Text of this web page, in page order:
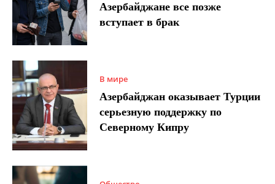
Азербайджане все позже
вступает в брак
В мире
Азербайджан оказывает Турции
серьезную поддержку по
Северному Кипру